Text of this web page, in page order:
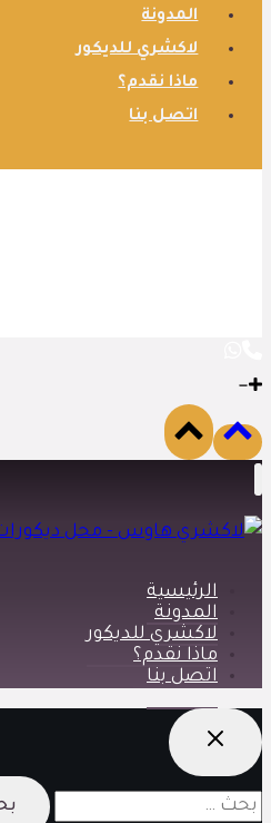
المدونة
لاكشري للديكور
ماذا نقدم؟
اتصل بنا
الرئيسية
المدونة
لاكشري للديكور
ماذا نقدم؟
اتصل بنا
البحث